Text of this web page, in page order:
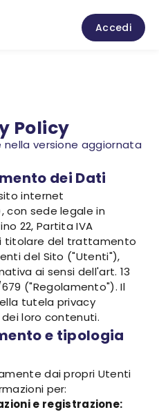
Accedi
Policy
versione aggiornata
dei Dati
internet
con sede legale in
22, Partita IVA
titolare del trattamento
del Sito ("Utenti"),
ai sensi dell'art. 13
("Regolamento"). Il
tutela privacy
loro contenuti.
e tipologia
dai propri Utenti
per:
e registrazione: